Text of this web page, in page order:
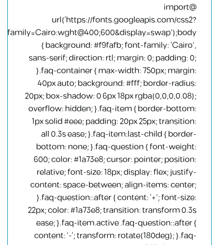
@import
url(‘https://fonts.googleapis.com/css2?
family=Cairo:wght@400;600&display=swap’);body
{ background: #f9fafb; font-family: ‘Cairo’,
sans-serif; direction: rtl; margin: 0; padding: 0;
}.faq-container { max-width: 750px; margin:
40px auto; background: #fff; border-radius:
20px; box-shadow: 0 6px 18px rgba(0,0,0,0.08);
overflow: hidden; }.faq-item { border-bottom:
1px solid #eee; padding: 20px 25px; transition:
all 0.3s ease; }.faq-item:last-child { border-
bottom: none; }.faq-question { font-weight:
600; color: #1a73e8; cursor: pointer; position:
relative; font-size: 18px; display: flex; justify-
content: space-between; align-items: center;
}.faq-question::after { content: ‘+’; font-size:
22px; color: #1a73e8; transition: transform 0.3s
ease; }.faq-item.active .faq-question::after {
content: ‘-‘; transform: rotate(180deg); }.faq-